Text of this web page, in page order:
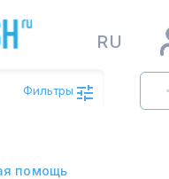
RU
Фильтры
помощь